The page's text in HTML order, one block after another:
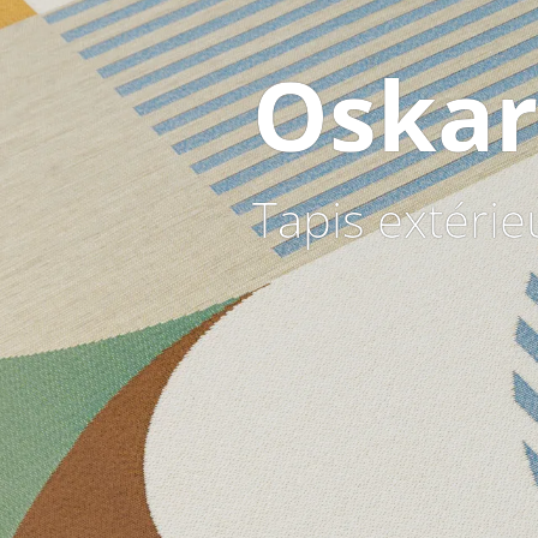
Oskar
Tapis